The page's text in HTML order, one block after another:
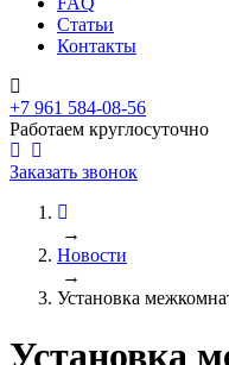
Статьи
Контакты
+7 961 584-08-56
Работаем круглосуточно
Заказать звонок
→
Новости
→
Установка
Установка